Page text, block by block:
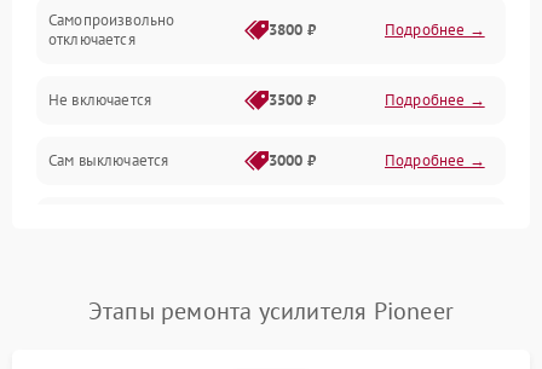
Самопроизвольно
отключается
3800 ₽ Подробнее →
Не включается 3500 ₽ Подробнее →
Сам выключается 3000 ₽ Подробнее →
Этапы ремонта усилителя Pioneer